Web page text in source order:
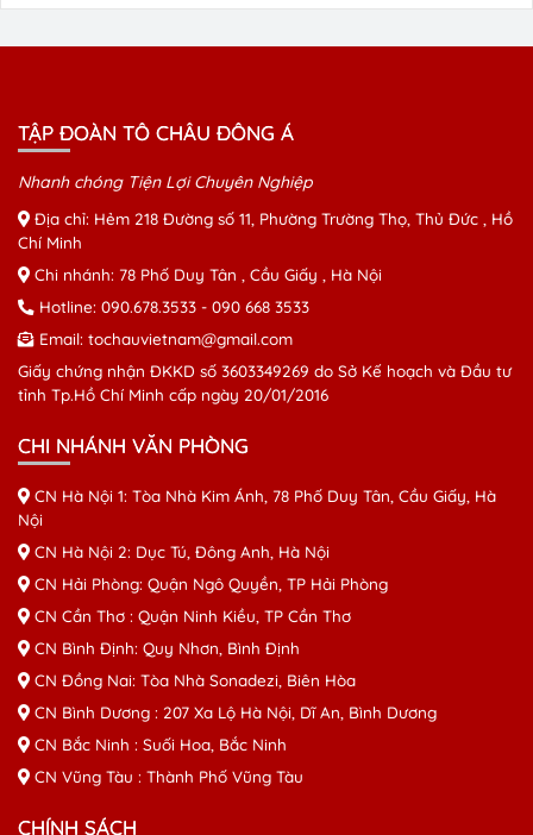
TẬP ĐOÀN TÔ CHÂU ĐÔNG Á
Nhanh chóng Tiện Lợi Chuyên Nghiệp
Địa chỉ: Hẻm 218 Đường số 11, Phường Trường Thọ, Thủ Đức , Hồ
Chí Minh
Chi nhánh: 78 Phố Duy Tân , Cầu Giấy , Hà Nội
Hotline: 090.678.3533 - 090 668 3533
Email: tochauvietnam@gmail.com
Giấy chứng nhận ĐKKD số 3603349269 do Sở Kế hoạch và Đầu tư
tỉnh Tp.Hồ Chí Minh cấp ngày 20/01/2016
CHI NHÁNH VĂN PHÒNG
CN Hà Nội 1: Tòa Nhà Kim Ánh, 78 Phố Duy Tân, Cầu Giấy, Hà
Nội
CN Hà Nội 2: Dục Tú, Đông Anh, Hà Nội
CN Hải Phòng: Quận Ngô Quyền, TP Hải Phòng
CN Cần Thơ : Quận Ninh Kiều, TP Cần Thơ
CN Bình Định: Quy Nhơn, Bình Định
CN Đồng Nai: Tòa Nhà Sonadezi, Biên Hòa
CN Bình Dương : 207 Xa Lộ Hà Nội, Dĩ An, Bình Dương
CN Bắc Ninh : Suối Hoa, Bắc Ninh
CN Vũng Tàu : Thành Phố Vũng Tàu
CHÍNH SÁCH